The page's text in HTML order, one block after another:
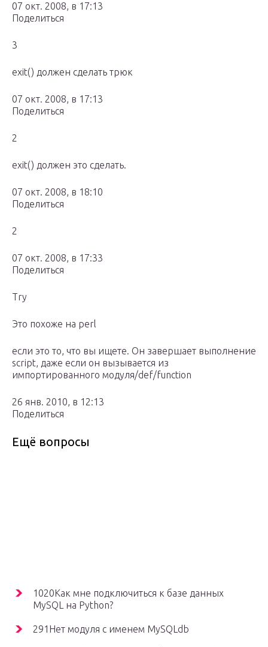
07 окт. 2008, в 17:13
Поделиться
3
exit() должен сделать трюк
07 окт. 2008, в 17:13
Поделиться
2
exit() должен это сделать.
07 окт. 2008, в 18:10
Поделиться
2
07 окт. 2008, в 17:33
Поделиться
Try
Это похоже на perl
если это то, что вы ищете. Он завершает выполнение
script, даже если он вызывается из
импортированного модуля/def/function
26 янв. 2010, в 12:13
Поделиться
Ещё вопросы
1020Как мне подключиться к базе данных
MySQL на Python?
291Нет модуля с именем MySQLdb